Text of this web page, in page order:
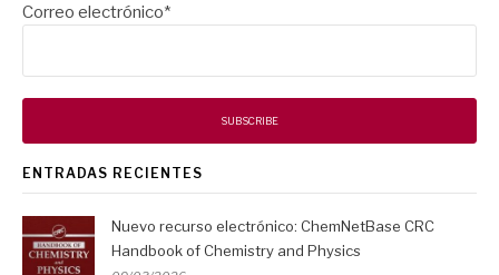
Correo electrónico*
ENTRADAS RECIENTES
Nuevo recurso electrónico: ChemNetBase CRC
Handbook of Chemistry and Physics